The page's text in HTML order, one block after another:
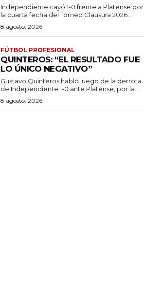
Independiente cayó 1-0 frente a Platense por
la cuarta fecha del Torneo Clausura 2026...
8 agosto, 2026
FÚTBOL PROFESIONAL
QUINTEROS: “EL RESULTADO FUE
LO ÚNICO NEGATIVO”
Gustavo Quinteros habló luego de la derrota
de Independiente 1-0 ante Platense, por la...
8 agosto, 2026